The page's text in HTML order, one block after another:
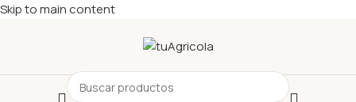
Skip to main content